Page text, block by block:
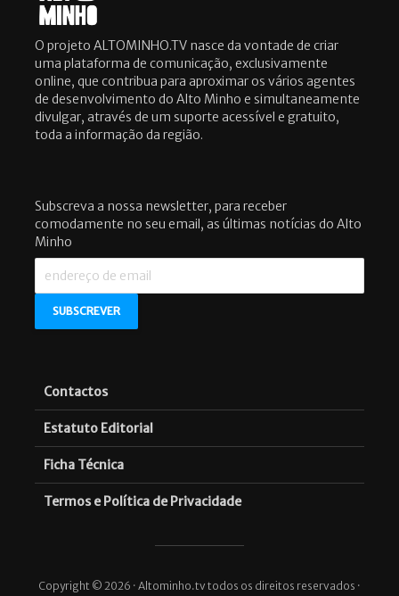
O projeto ALTOMINHO.TV nasce da vontade de criar
uma plataforma de comunicação, exclusivamente
online, que contribua para aproximar os vários agentes
de desenvolvimento do Alto Minho e simultaneamente
divulgar, através de um suporte acessível e gratuito,
toda a informação da região.
Subscreva a nossa newsletter, para receber
comodamente no seu email, as últimas notícias do Alto
Minho
Contactos
Estatuto Editorial
Ficha Técnica
Termos e Política de Privacidade
Copyright © 2026 · Altominho.tv todos os direitos reservados ·